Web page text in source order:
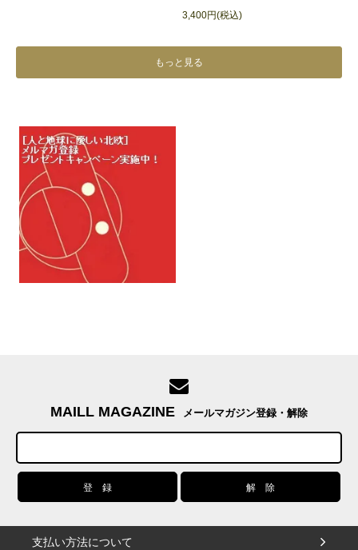
3,400円(税込)
もっと見る
MAILL MAGAZINE メールマガジン登録・解除
支払い方法について